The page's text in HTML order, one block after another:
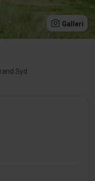
Galleri
Syd